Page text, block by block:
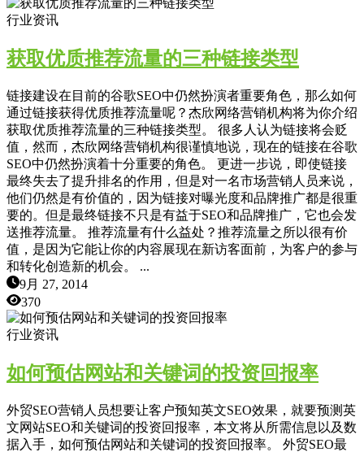
行业资讯
获取优质推荐流量的三种链接类型
链接建设在目前的谷歌SEO中仍然扮演者重要角色，那么如何
通过链接获得优质推荐流量呢？杰欣网络营销机构将为你介绍
获取优质推荐流量的三种链接类型。 很多人认为链接将会贬
值，然而，杰欣网络营销机构很谨慎地说，现在的链接在谷歌
SEO中仍然扮演着十分重要的角色。 更进一步说，即使链接
最终失去了提升排名的作用，但是对一名市场营销人员来说，
他们仍然是有价值的，因为链接对曝光度和品牌推广都是很重
要的。但是最终链接不只是有益于SEO和品牌推广，它也会发
送推荐流量。 推荐流量有什么益处？推荐流量之所以很有价
值，是因为它能让你的内容展现在新访客面前，为客户的参与
和转化创造新的机会。 ...
9月 27, 2014
370
行业资讯
如何预估网站和关键词的投资回报率
外贸SEO营销人员想要让客户预知英文SEO效果，就要预测英
文网站SEO和关键词的投资回报率，本文将从所需信息以及数
据入手，如何预估网站和关键词的投资回报率。 外贸SEO最